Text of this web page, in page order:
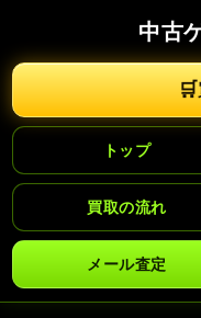
中古
🛒
トップ
買取の流れ
メール査定